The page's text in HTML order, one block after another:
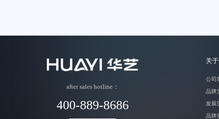
after sales hotline：
400-889-8686
关
公司
品牌
发展
品牌